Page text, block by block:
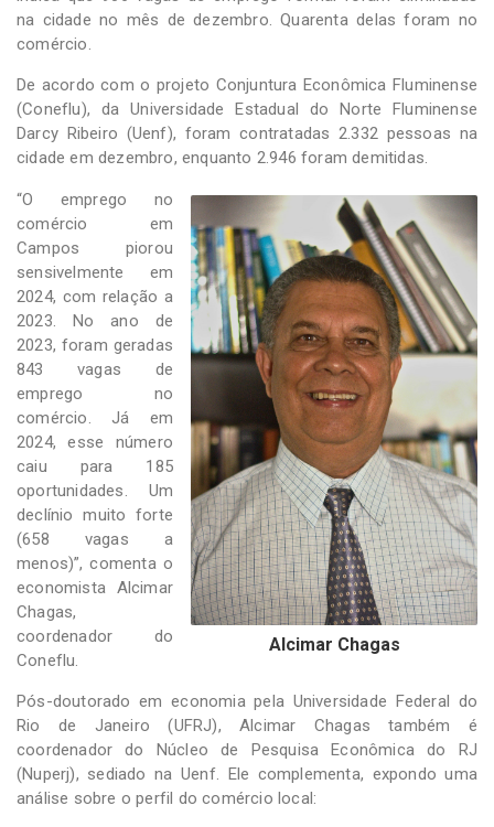
na cidade no mês de dezembro. Quarenta delas foram no
comércio.
De acordo com o projeto Conjuntura Econômica Fluminense
(Coneflu), da Universidade Estadual do Norte Fluminense
Darcy Ribeiro (Uenf), foram contratadas 2.332 pessoas na
cidade em dezembro, enquanto 2.946 foram demitidas.
Alcimar Chagas
“O emprego no
comércio em
Campos piorou
sensivelmente em
2024, com relação a
2023. No ano de
2023, foram geradas
843 vagas de
emprego no
comércio. Já em
2024, esse número
caiu para 185
oportunidades. Um
declínio muito forte
(658 vagas a
menos)”, comenta o
economista Alcimar
Chagas,
coordenador do
Coneflu.
Pós-doutorado em economia pela Universidade Federal do
Rio de Janeiro (UFRJ), Alcimar Chagas também é
coordenador do Núcleo de Pesquisa Econômica do RJ
(Nuperj), sediado na Uenf. Ele complementa, expondo uma
análise sobre o perfil do comércio local: